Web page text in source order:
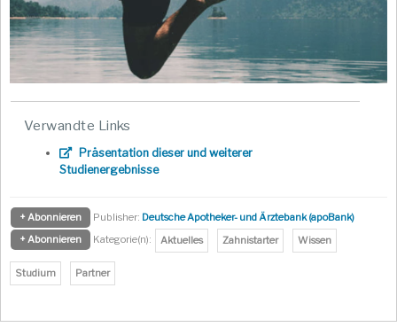
Verwandte Links
Präsentation dieser und weiterer
Studienergebnisse
+ Abonnieren Publisher: Deutsche Apotheker- und Ärztebank (apoBank)
+ Abonnieren
Kategorie(n): Aktuelles Zahnistarter Wissen
Studium Partner